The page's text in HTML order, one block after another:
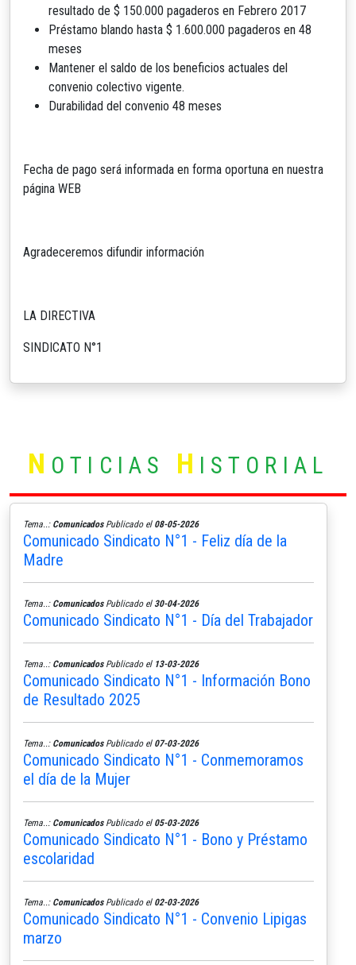
resultado de $ 150.000 pagaderos en Febrero 2017
Préstamo blando hasta $ 1.600.000 pagaderos en 48
meses
Mantener el saldo de los beneficios actuales del
convenio colectivo vigente.
Durabilidad del convenio 48 meses
Fecha de pago será informada en forma oportuna en nuestra
página WEB
Agradeceremos difundir información
LA DIRECTIVA
SINDICATO N°1
N OTICIAS H ISTORIAL
Tema..: ComunicadosPublicado el 08-05-2026
Comunicado Sindicato N°1 - Feliz día de la
Madre
Tema..: ComunicadosPublicado el 30-04-2026
Comunicado Sindicato N°1 - Día del Trabajador
Tema..: ComunicadosPublicado el 13-03-2026
Comunicado Sindicato N°1 - Información Bono
de Resultado 2025
Tema..: ComunicadosPublicado el 07-03-2026
Comunicado Sindicato N°1 - Conmemoramos
el día de la Mujer
Tema..: ComunicadosPublicado el 05-03-2026
Comunicado Sindicato N°1 - Bono y Préstamo
escolaridad
Tema..: ComunicadosPublicado el 02-03-2026
Comunicado Sindicato N°1 - Convenio Lipigas
marzo